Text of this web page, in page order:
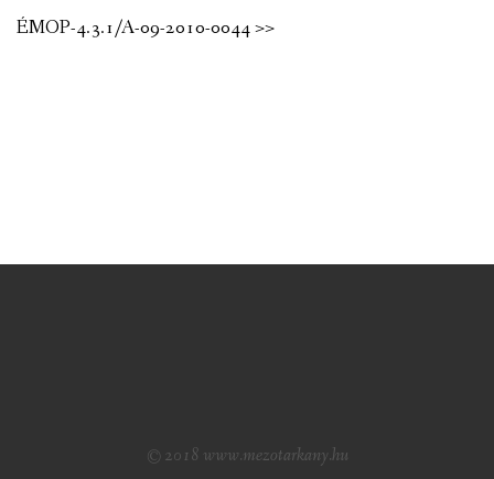
ÉMOP-4.3.1/A-09-2010-0044 >>
© 2018 www.mezotarkany.hu